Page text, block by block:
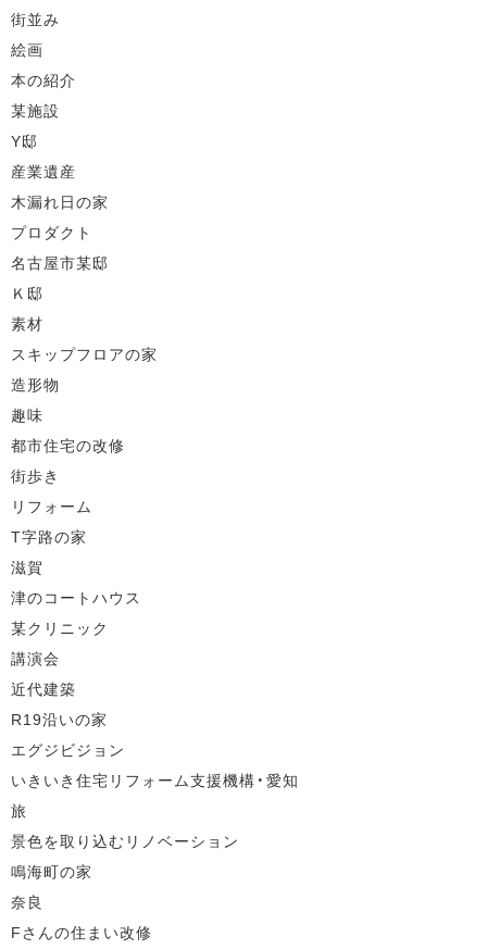
街並み
絵画
本の紹介
某施設
Y邸
産業遺産
木漏れ日の家
プロダクト
名古屋市某邸
Ｋ邸
素材
スキップフロアの家
造形物
趣味
都市住宅の改修
街歩き
リフォーム
T字路の家
滋賀
津のコートハウス
某クリニック
講演会
近代建築
R19沿いの家
エグジビジョン
いきいき住宅リフォーム支援機構・愛知
旅
景色を取り込むリノベーション
鳴海町の家
奈良
Fさんの住まい改修